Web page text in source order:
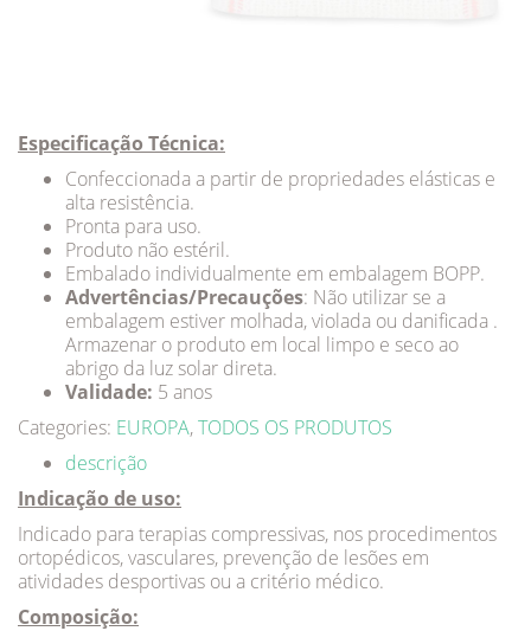
Especificação Técnica:
Confeccionada a partir de propriedades elásticas e
alta resistência.
Pronta para uso.
Produto não estéril.
Embalado individualmente em embalagem BOPP.
Advertências/Precauções: Não utilizar se a
embalagem estiver molhada, violada ou danificada .
Armazenar o produto em local limpo e seco ao
abrigo da luz solar direta.
Validade: 5 anos
Categories: EUROPA,TODOS OS PRODUTOS
descrição
Indicação de uso:
Indicado para terapias compressivas, nos procedimentos
ortopédicos, vasculares, prevenção de lesões em
atividades desportivas ou a critério médico.
Composição: